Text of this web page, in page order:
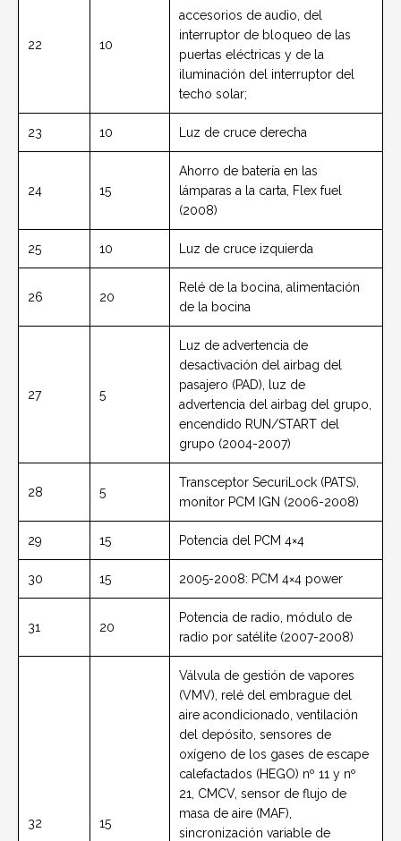
22 10
accesorios de audio, del
interruptor de bloqueo de las
puertas eléctricas y de la
iluminación del interruptor del
techo solar;
23 10 Luz de cruce derecha
24 15
Ahorro de batería en las
lámparas a la carta, Flex fuel
(2008)
25 10 Luz de cruce izquierda
26 20
Relé de la bocina, alimentación
de la bocina
27 5
Luz de advertencia de
desactivación del airbag del
pasajero (PAD), luz de
advertencia del airbag del grupo,
encendido RUN/START del
grupo (2004-2007)
28 5
Transceptor SecuriLock (PATS),
monitor PCM IGN (2006-2008)
29 15 Potencia del PCM 4×4
30 15 2005-2008: PCM 4×4 power
31 20
Potencia de radio, módulo de
radio por satélite (2007-2008)
32 15
Válvula de gestión de vapores
(VMV), relé del embrague del
aire acondicionado, ventilación
del depósito, sensores de
oxígeno de los gases de escape
calefactados (HEGO) nº 11 y nº
21, CMCV, sensor de flujo de
masa de aire (MAF),
sincronización variable de